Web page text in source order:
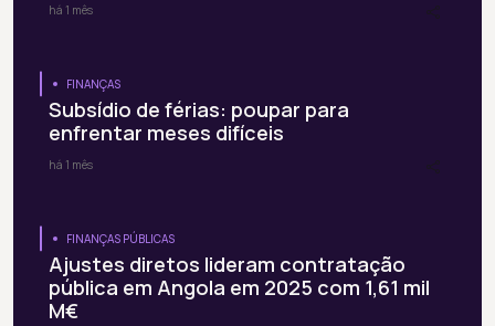
há 1 mês
FINANÇAS
Subsídio de férias: poupar para
enfrentar meses difíceis
há 1 mês
FINANÇAS PÚBLICAS
Ajustes diretos lideram contratação
pública em Angola em 2025 com 1,61 mil
M€